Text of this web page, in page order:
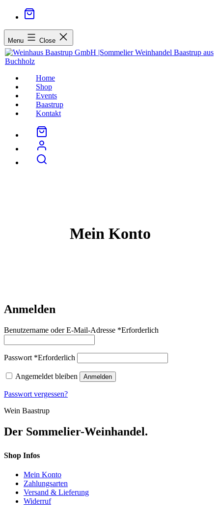
Menu Close
Home
Shop
Events
Baastrup
Kontakt
Mein Konto
Anmelden
Benutzername oder E-Mail-Adresse *Erforderlich
Passwort *Erforderlich
Angemeldet bleiben Anmelden
Passwort vergessen?
Wein Baastrup
Der Sommelier-Weinhandel.
Shop Infos
Mein Konto
Zahlungsarten
Versand & Lieferung
Widerruf